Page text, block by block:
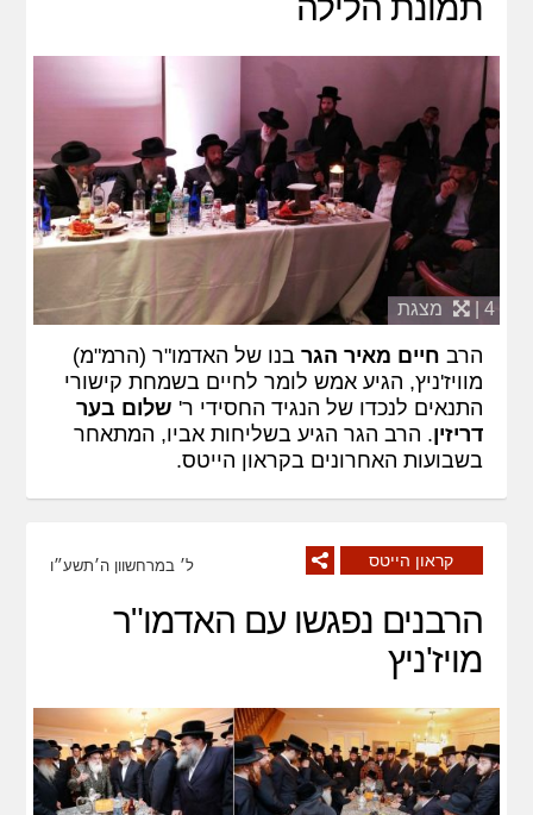
4 | מצגת
הרב חיים מאיר הגר בנו של האדמו"ר (הרמ"מ)
מוויז'ניץ, הגיע אמש לומר לחיים בשמחת קישורי
התנאים לנכדו של הנגיד החסידי ר' שלום בער
דריזין. הרב הגר הגיע בשליחות אביו, המתאחר
בשבועות האחרונים בקראון הייטס.
קראון הייטס ל׳ במרחשוון ה׳תשע״ו
הרבנים נפגשו עם האדמו"ר
מויז'ניץ